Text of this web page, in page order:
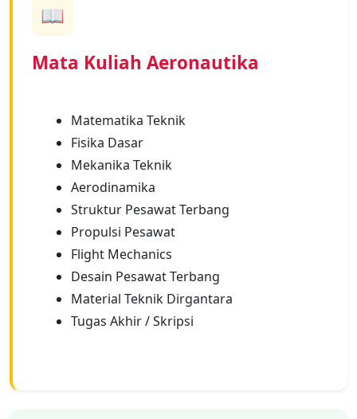
📖
Mata Kuliah Aeronautika
Matematika Teknik
Fisika Dasar
Mekanika Teknik
Aerodinamika
Struktur Pesawat Terbang
Propulsi Pesawat
Flight Mechanics
Desain Pesawat Terbang
Material Teknik Dirgantara
Tugas Akhir / Skripsi